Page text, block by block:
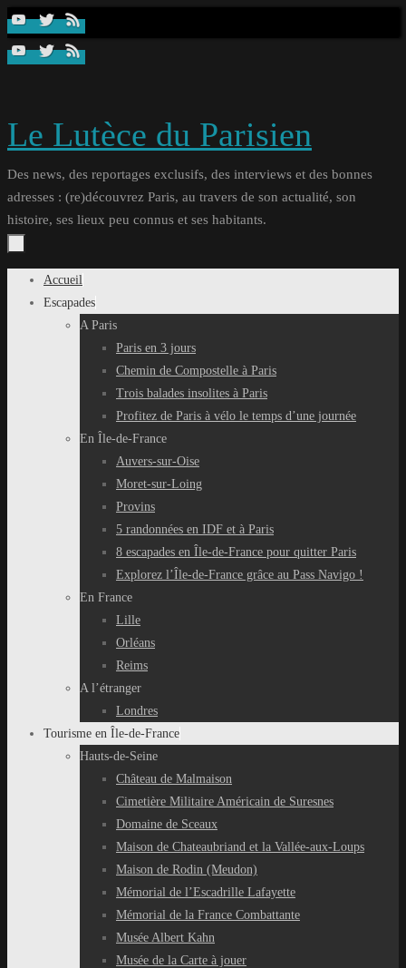
Passer
contenu
Le Lutèce du Parisien
Des news, des reportages exclusifs, des interviews et des bonnes
adresses : (re)découvrez Paris, au travers de son actualité, son
histoire, ses lieux peu connus et ses habitants.
Passer
Accueil
Escapades
A Paris
Paris en 3 jours
Chemin de Compostelle à Paris
Trois balades insolites à Paris
Profitez de Paris à vélo le temps d’une journée
En Île-de-France
Auvers-sur-Oise
Moret-sur-Loing
Provins
5 randonnées en IDF et à Paris
8 escapades en Île-de-France pour quitter Paris
Explorez l’Île-de-France grâce au Pass Navigo !
En France
Lille
Orléans
Reims
A l’étranger
Londres
Tourisme en Île-de-France
Hauts-de-Seine
Château de Malmaison
Cimetière Militaire Américain de Suresnes
Domaine de Sceaux
Maison de Chateaubriand et la Vallée-aux-Loups
Maison de Rodin (Meudon)
Mémorial de l’Escadrille Lafayette
Mémorial de la France Combattante
Musée Albert Kahn
Musée de la Carte à jouer